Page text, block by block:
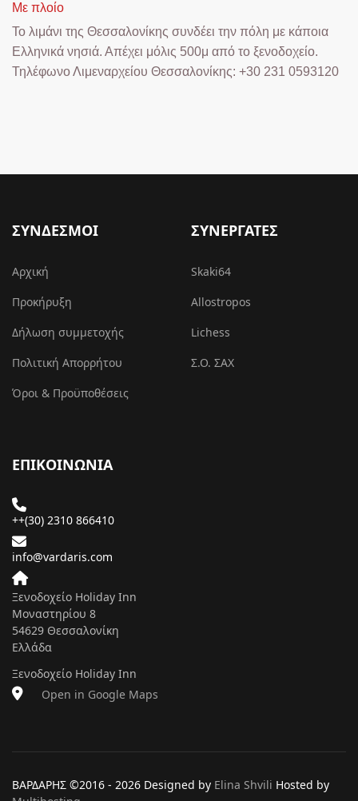
Με πλοίο
Το λιμάνι της Θεσσαλονίκης συνδέει την πόλη με κάποια
Ελληνικά νησιά. Απέχει μόλις 500μ από το ξενοδοχείο.
Τηλέφωνο Λιμεναρχείου Θεσσαλονίκης: +30 231 0593120
ΣΥΝΔΕΣΜΟΙ
Αρχική
Προκήρυξη
Δήλωση συμμετοχής
Πολιτική Απορρήτου
Όροι & Προϋποθέσεις
ΣΥΝΕΡΓΑΤΕΣ
Skaki64
Allostropos
Lichess
Σ.Ο. ΣΑΧ
ΕΠΙΚΟΙΝΩΝΙΑ
++(30) 2310 866410
info@vardaris.com
Ξενοδοχείο Holiday Inn
Μοναστηρίου 8
54629 Θεσσαλονίκη
Ελλάδα
Ξενοδοχείο Holiday Inn
Open in Google Maps
ΒΑΡΔΑΡΗΣ ©2016 - 2026 Designed by Elina Shvili Hosted by